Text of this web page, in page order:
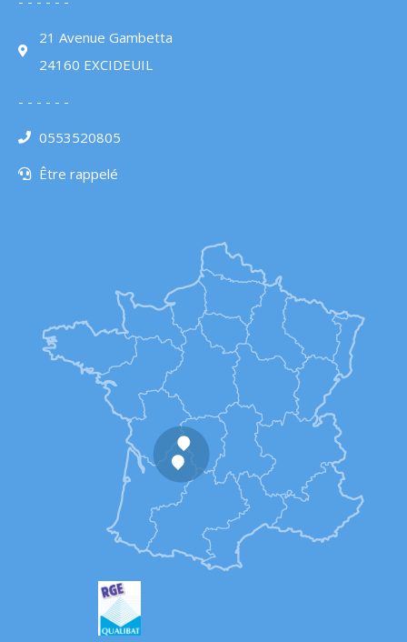
21 Avenue Gambetta
24160 EXCIDEUIL
- - - - - -
0553520805
Être rappelé